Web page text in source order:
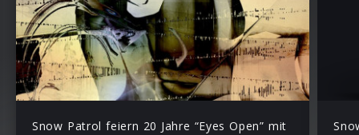
Snow Patrol feiern 20 Jahre “Eyes Open” mit